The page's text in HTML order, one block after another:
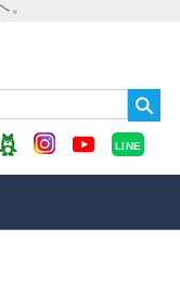
LINE